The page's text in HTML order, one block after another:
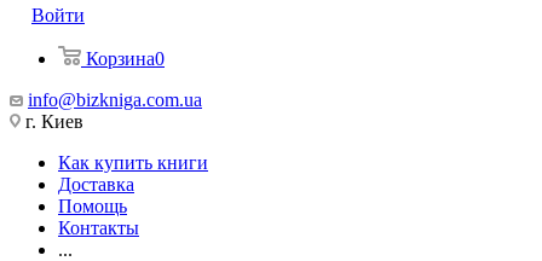
Войти
Корзина0
info@bizkniga.com.ua
г. Киев
Как купить книги
Доставка
Помощь
Контакты
...